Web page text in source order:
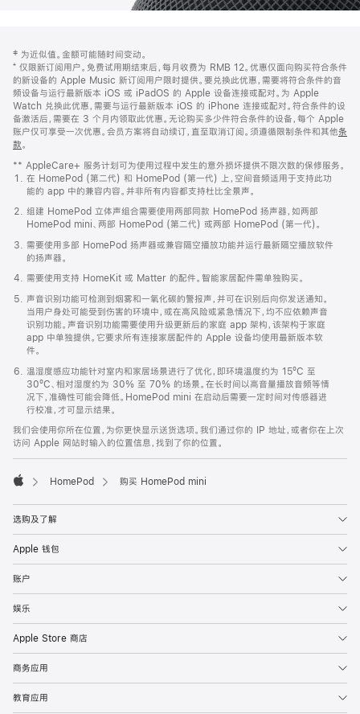
页
页
脚
注
‡ 为近似值。金额可能随时间变动。
⁺ 仅限新订阅用户。免费试用期结束后，每月收费为 RMB 12。优惠仅面向购买符合条件
的新设备的 Apple Music 新订阅用户限时提供。要兑换此优惠，需要将符合条件的音
频设备与运行最新版本 iOS 或 iPadOS 的 Apple 设备连接或配对。为 Apple
Watch 兑换此优惠，需要与运行最新版本 iOS 的 iPhone 连接或配对。符合条件的设
备激活后，需要在 3 个月内领取此优惠。无论购买多少件符合条件的设备，每个 Apple
账户仅可享受一次优惠。会员方案将自动续订，直至取消订阅。须遵循限制条件和其他条
款。
窗
口
中
打
开)
** AppleCare+ 服务计划可为使用过程中发生的意外损坏提供不限次数的保修服务。
在 HomePod (第二代) 和 HomePod (第一代) 上，空间音频适用于支持此功
能的 app 中的兼容内容。并非所有内容都支持杜比全景声。
组建 HomePod 立体声组合需要使用两部同款 HomePod 扬声器，如两部
HomePod mini、两部 HomePod (第二代) 或两部 HomePod (第一代)。
需要使用多部 HomePod 扬声器或兼容隔空播放功能并运行最新隔空播放软件
的扬声器。
需要使用支持 HomeKit 或 Matter 的配件。智能家居配件需单独购买。
声音识别功能可检测到烟雾和一氧化碳的警报声，并可在识别后向你发送通知。
当用户身处可能受到伤害的环境中，或在高风险或紧急情况下，均不应依赖声音
识别功能。声音识别功能需要使用升级更新后的家庭 app 架构，该架构于家庭
app 中单独提供。它要求所有连接家居配件的 Apple 设备均使用最新版本软
件。
温湿度感应功能针对室内和家居场景进行了优化，即环境温度约为 15ºC 至
30ºC、相对湿度约为 30% 至 70% 的场景。在长时间以高音量播放音频等情
况下，准确性可能会降低。HomePod mini 在启动后需要一定时间对传感器进
行校准，才可显示结果。
我们会使用你所在位置，为你更快显示送货选项。我们通过你的 IP 地址，或者你在上次
访问 Apple 网站时输入的位置信息，找到了你的位置。
HomePod 购买 HomePod mini
选购及了解
Apple 钱包
账户
娱乐
Apple Store 商店
商务应用
教育应用